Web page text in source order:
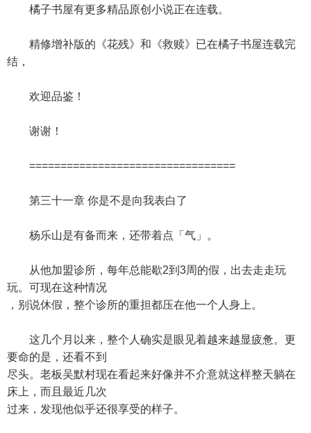
橘子书屋有更多精品原创小说正在连载。
精修增补版的《花残》和《救赎》已在橘子书屋连载完
结，
欢迎品鉴！
谢谢！
=================================
第三十一章 你是不是向我表白了
杨乐山是有备而来，还带着点「气」。
从他加盟诊所，每年总能歇2到3周的假，出去走走玩
玩。可现在这种情况
，别说休假，整个诊所的重担都压在他一个人身上。
这几个月以来，整个人确实是眼见着越来越显疲惫。更
要命的是，还看不到
尽头。老板吴默村现在看起来好像并不介意就这样整天躺在
床上，而且最近几次
过来，发现他似乎还很享受的样子。